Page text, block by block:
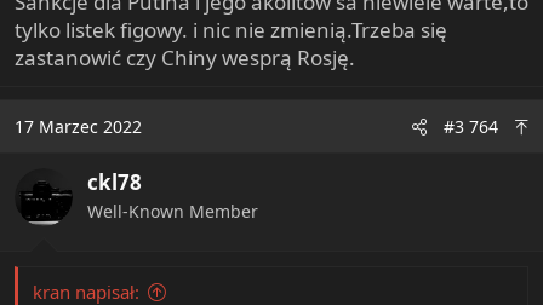
tylko listek figowy. i nic nie zmienią.Trzeba się
zastanowić czy Chiny wesprą Rosję.
17 Marzec 2022 #3 764
ckl78
Well-Known Member
kran napisał: